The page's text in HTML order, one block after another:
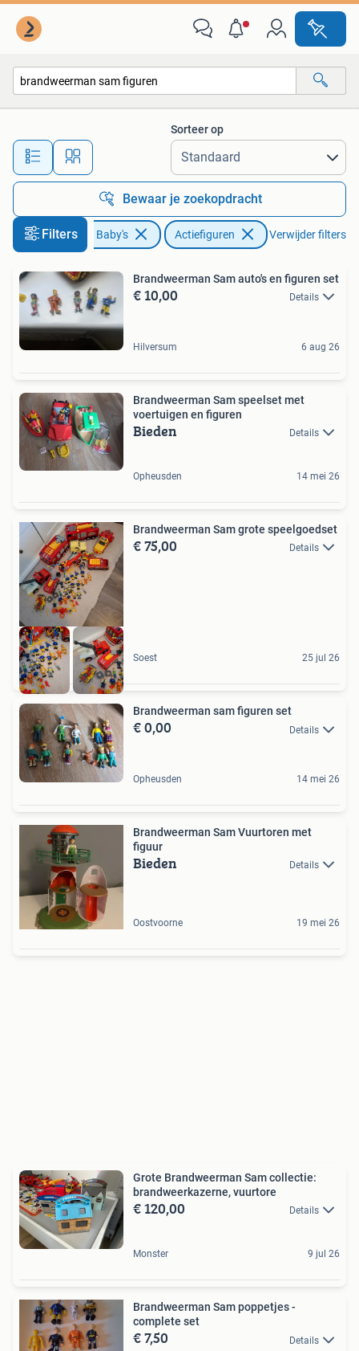
Alle afstanden…
Sorteer op
Bewaar je zoekopdracht
Filters
Kinderen en Baby's Actiefiguren Verwijder filters
Brandweerman Sam auto's en figuren set
€ 10,00 Details
Hilversum 6 aug 26
Brandweerman Sam speelset met
voertuigen en figuren
Bieden Details
Opheusden 14 mei 26
Brandweerman Sam grote speelgoedset
€ 75,00 Details
Soest 25 jul 26
Brandweerman sam figuren set
€ 0,00 Details
Opheusden 14 mei 26
Brandweerman Sam Vuurtoren met
figuur
Bieden Details
Oostvoorne 19 mei 26
Grote Brandweerman Sam collectie:
brandweerkazerne, vuurtore
€ 120,00 Details
Monster 9 jul 26
Brandweerman Sam poppetjes -
complete set
€ 7,50 Details